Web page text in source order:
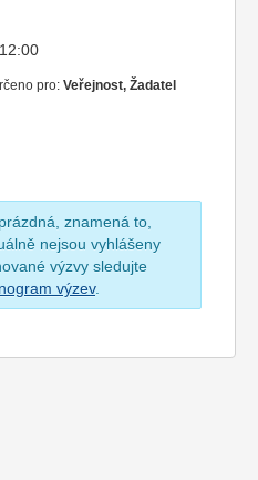
pro: Veřejnost, Žadatel
znamená to,
nejsou vyhlášeny
výzvy sledujte
výzev.